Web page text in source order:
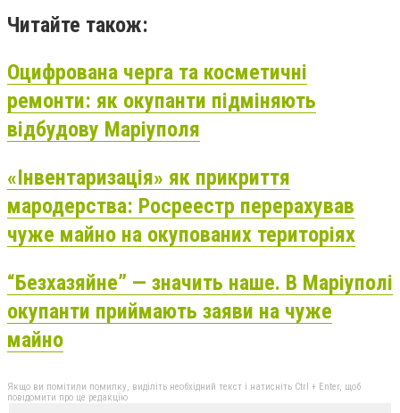
Читайте також:
Оцифрована черга та косметичні
ремонти: як окупанти підміняють
відбудову Маріуполя
«Інвентаризація» як прикриття
мародерства: Росреестр перерахував
чуже майно на окупованих територіях
“Безхазяйне” — значить наше. В Маріуполі
окупанти приймають заяви на чуже
майно
Якщо ви помітили помилку, виділіть необхідний текст і натисніть Ctrl + Enter, щоб
повідомити про це редакцію